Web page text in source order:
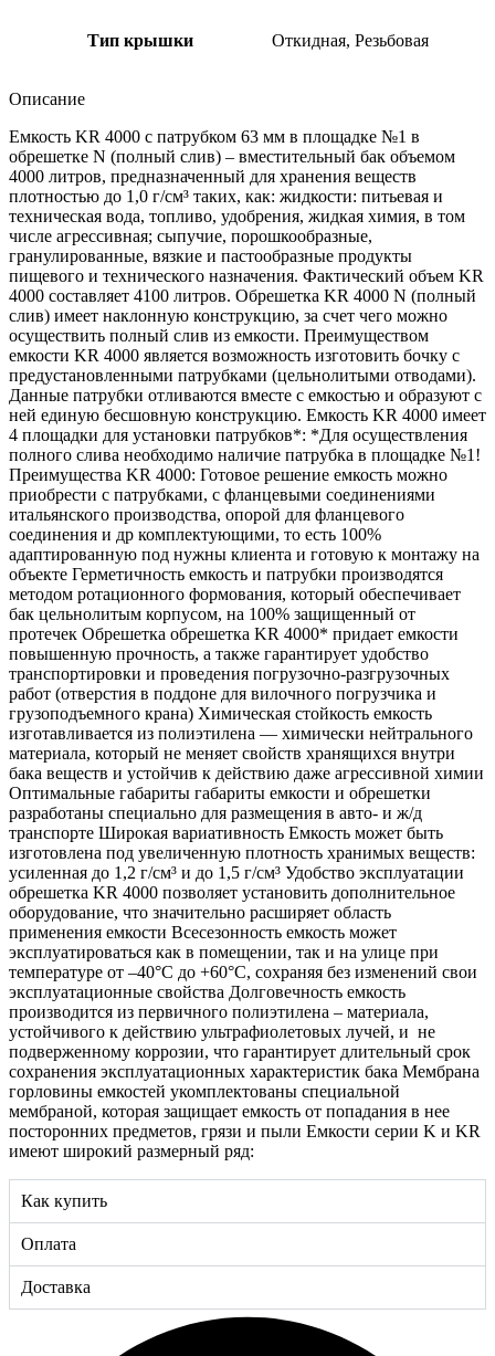
Тип крышки Откидная, Резьбовая
Описание
Емкость KR 4000 с патрубком 63 мм в площадке №1 в
обрешетке N (полный слив) – вместительный бак объемом
4000 литров, предназначенный для хранения веществ
плотностью до 1,0 г/см³ таких, как: жидкости: питьевая и
техническая вода, топливо, удобрения, жидкая химия, в том
числе агрессивная; сыпучие, порошкообразные,
гранулированные, вязкие и пастообразные продукты
пищевого и технического назначения. Фактический объем KR
4000 составляет 4100 литров. Обрешетка KR 4000 N (полный
слив) имеет наклонную конструкцию, за счет чего можно
осуществить полный слив из емкости. Преимуществом
емкости KR 4000 является возможность изготовить бочку с
предустановленными патрубками (цельнолитыми отводами).
Данные патрубки отливаются вместе с емкостью и образуют с
ней единую бесшовную конструкцию. Емкость KR 4000 имеет
4 площадки для установки патрубков*: *Для осуществления
полного слива необходимо наличие патрубка в площадке №1!
Преимущества KR 4000: Готовое решение емкость можно
приобрести с патрубками, c фланцевыми соединениями
итальянского производства, опорой для фланцевого
соединения и др комплектующими, то есть 100%
адаптированную под нужны клиента и готовую к монтажу на
объекте Герметичность емкость и патрубки производятся
методом ротационного формования, который обеспечивает
бак цельнолитым корпусом, на 100% защищенный от
протечек Обрешетка обрешетка KR 4000* придает емкости
повышенную прочность, а также гарантирует удобство
транспортировки и проведения погрузочно-разгрузочных
работ (отверстия в поддоне для вилочного погрузчика и
грузоподъемного крана) Химическая стойкость емкость
изготавливается из полиэтилена — химически нейтрального
материала, который не меняет свойств хранящихся внутри
бака веществ и устойчив к действию даже агрессивной химии
Оптимальные габариты габариты емкости и обрешетки
разработаны специально для размещения в авто- и ж/д
транспорте Широкая вариативность Емкость может быть
изготовлена под увеличенную плотность хранимых веществ:
усиленная до 1,2 г/см³ и до 1,5 г/см³ Удобство эксплуатации
обрешетка KR 4000 позволяет установить дополнительное
оборудование, что значительно расширяет область
применения емкости Всесезонность емкость может
эксплуатироваться как в помещении, так и на улице при
температуре от –40°С до +60°С, сохраняя без изменений свои
эксплуатационные свойства Долговечность емкость
производится из первичного полиэтилена – материала,
устойчивого к действию ультрафиолетовых лучей, и не
подверженному коррозии, что гарантирует длительный срок
сохранения эксплуатационных характеристик бака Мембрана
горловины емкостей укомплектованы специальной
мембраной, которая защищает емкость от попадания в нее
посторонних предметов, грязи и пыли Емкости серии K и KR
имеют широкий размерный ряд:
Как купить
Оплата
Доставка